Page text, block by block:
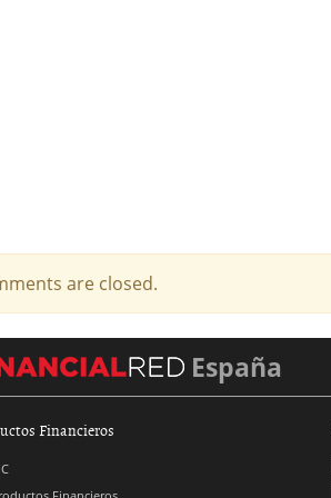
are closed.
España
Financieros